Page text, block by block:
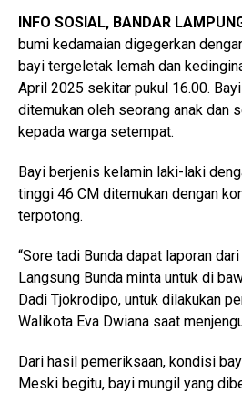
INFO SOSIAL, BANDAR
bumi kedamaian digegerkan
bayi tergeletak lemah dan
April 2025 sekitar pukul 16.00.
ditemukan oleh seorang anak dan
kepada warga setempat.
Bayi berjenis kelamin laki-laki
tinggi 46 CM ditemukan dengan
terpotong.
“Sore tadi Bunda dapat laporan
Langsung Bunda minta untuk di
Dadi Tjokrodipo, untuk dilakukan
Walikota Eva Dwiana saat
Dari hasil pemeriksaan, kondisi
Meski begitu, bayi mungil yang